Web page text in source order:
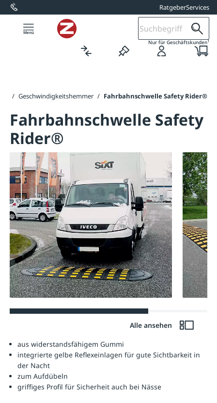
springen RatgeberServices
Nur für Geschäftskunden1
/ Geschwindigkeitshemmer / Fahrbahnschwelle Safety Rider®
Fahrbahnschwelle Safety
Rider®
Alle ansehen
aus widerstandsfähigem Gummi
integrierte gelbe Reflexeinlagen für gute Sichtbarkeit in
der Nacht
zum Aufdübeln
griffiges Profil für Sicherheit auch bei Nässe